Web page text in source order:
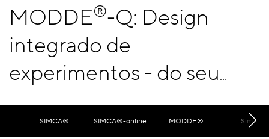
MODDE®-Q: Design
integrado de
experimentos - do seu
jeito
SIMCA® SIMCA®-online MODDE® SimApi